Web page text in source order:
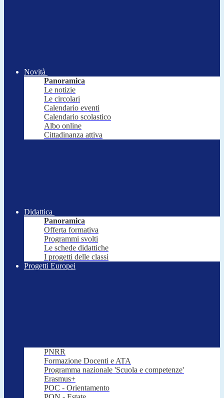
Novità
Panoramica
Le notizie
Le circolari
Calendario eventi
Calendario scolastico
Albo online
Cittadinanza attiva
Didattica
Panoramica
Offerta formativa
Programmi svolti
Le schede didattiche
I progetti delle classi
Progetti Europei
PNRR
Formazione Docenti e ATA
Programma nazionale 'Scuola e competenze'
Erasmus+
POC - Orientamento